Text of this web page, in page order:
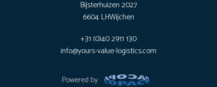
Bijsterhuizen 2027
6604 LHWijchen
+31 (0)40 2911 130
info@yours-value-logistics.com
Powered by